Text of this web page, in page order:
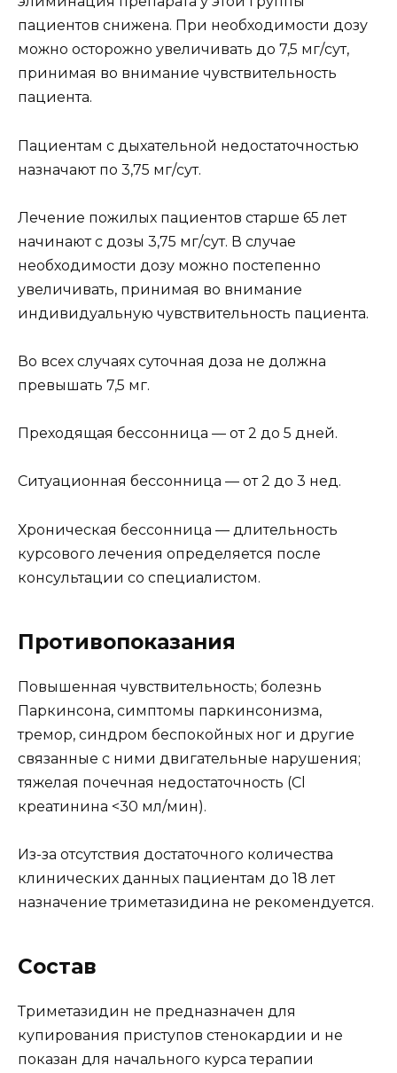
пациентов снижена. При необходимости дозу
можно осторожно увеличивать до 7,5 мг/сут,
принимая во внимание чувствительность
пациента.
Пациентам с дыхательной недостаточностью
назначают по 3,75 мг/сут.
Лечение пожилых пациентов старше 65 лет
начинают с дозы 3,75 мг/сут. В случае
необходимости дозу можно постепенно
увеличивать, принимая во внимание
индивидуальную чувствительность пациента.
Во всех случаях суточная доза не должна
превышать 7,5 мг.
Преходящая бессонница — от 2 до 5 дней.
Ситуационная бессонница — от 2 до 3 нед.
Хроническая бессонница — длительность
курсового лечения определяется после
консультации со специалистом.
Противопоказания
Повышенная чувствительность; болезнь
Паркинсона, симптомы паркинсонизма,
тремор, синдром беспокойных ног и другие
связанные с ними двигательные нарушения;
тяжелая почечная недостаточность (Cl
креатинина <30 мл/мин).
Из-за отсутствия достаточного количества
клинических данных пациентам до 18 лет
назначение триметазидина не рекомендуется.
Состав
Триметазидин не предназначен для
купирования приступов стенокардии и не
показан для начального курса терапии